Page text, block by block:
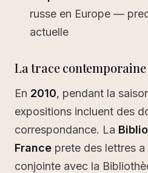
russe en Europe —
actuelle
La trace contemporaine
En 2010, pendant la
expositions incluent des
correspondance. La
France prete des lettres
conjointe avec la